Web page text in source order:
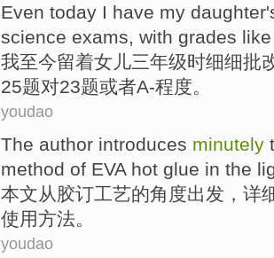
Even today I have my
science exams with grades
我至今留着女儿三年级时细细批
25题对23题或者A-程度。
youdao
The author introduces minutely
method of EVAhot glue in the
本文从 胶订工艺的角度出发， 详
使用方法。
youdao